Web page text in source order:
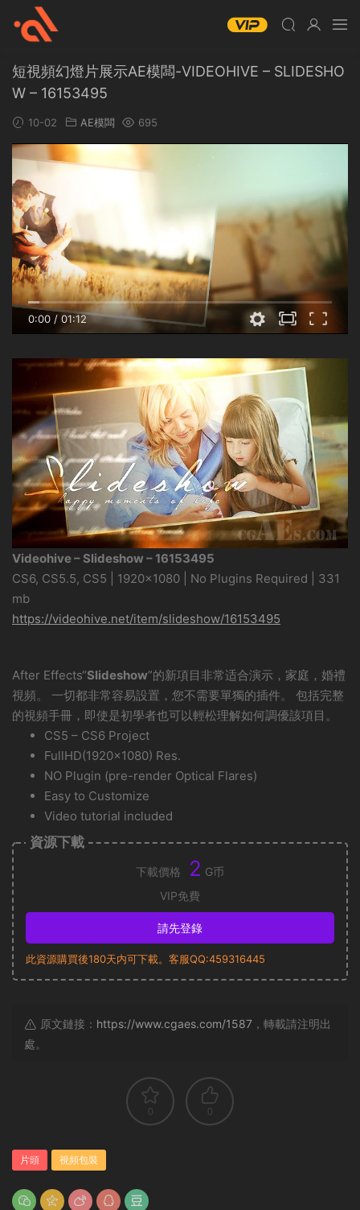
短視頻幻燈片展示AE模闆-VIDEOHIVE – SLIDESHO
W – 16153495
10-02 AE模闆 695
0:00 / 01:12
Videohive – Slideshow – 16153495
CS6, CS5.5, CS5 | 1920×1080 | No Plugins Required | 331
mb
https://videohive.net/item/slideshow/16153495
After Effects“Slideshow”的新項目非常适合演示，家庭，婚禮
視頻。 一切都非常容易設置，您不需要單獨的插件。 包括完整
的視頻手冊，即使是初學者也可以輕松理解如何調優該項目。
CS5 – CS6 Project
FullHD(1920×1080) Res.
NO Plugin (pre-render Optical Flares)
Easy to Customize
Video tutorial included
資源下載
下載價格 2 G币
VIP免費
請先登錄
此資源購買後180天内可下載。客服QQ:459316445
原文鏈接： https://www.cgaes.com/1587 ，轉載請注明出
處。
0 0
片頭 視頻包裝